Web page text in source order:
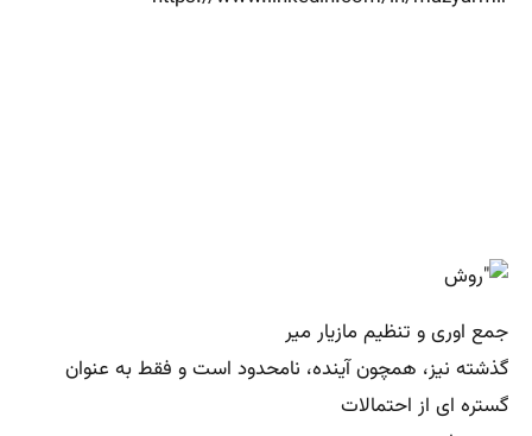
جمع اوری و تنظیم مازیار میر
گذشته نیز، همچون آینده، نامحدود است و فقط به عنوان
گستره ای از احتمالات